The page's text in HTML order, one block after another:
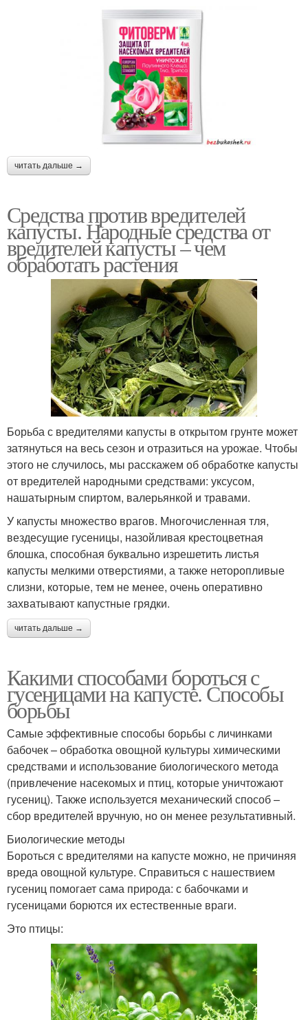
читать дальше →
Средства против вредителей
капусты. Народные средства от
вредителей капусты – чем
обработать растения
Борьба с вредителями капусты в открытом грунте может
затянуться на весь сезон и отразиться на урожае. Чтобы
этого не случилось, мы расскажем об обработке капусты
от вредителей народными средствами: уксусом,
нашатырным спиртом, валерьянкой и травами.
У капусты множество врагов. Многочисленная тля,
вездесущие гусеницы, назойливая крестоцветная
блошка, способная буквально изрешетить листья
капусты мелкими отверстиями, а также неторопливые
слизни, которые, тем не менее, очень оперативно
захватывают капустные грядки.
читать дальше →
Какими способами бороться с
гусеницами на капусте. Способы
борьбы
Самые эффективные способы борьбы с личинками
бабочек – обработка овощной культуры химическими
средствами и использование биологического метода
(привлечение насекомых и птиц, которые уничтожают
гусениц). Также используется механический способ –
сбор вредителей вручную, но он менее результативный.
Биологические методы
Бороться с вредителями на капусте можно, не причиняя
вреда овощной культуре. Справиться с нашествием
гусениц помогает сама природа: с бабочками и
гусеницами борются их естественные враги.
Это птицы: